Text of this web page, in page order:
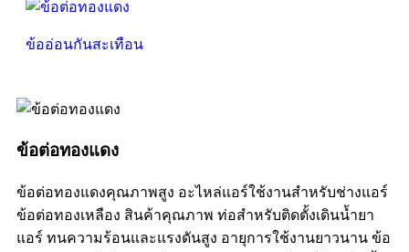
ข้ออ่อนกันสะเทือน
ข้อต่อทองแดง
ข้อต่อทองแดงคุณภาพสูง อะไหล่แอร์ใช้งานสำหรับช่างแอร์
ข้อต่อทองเหลือง สินค้าคุณภาพ ท่อสำหรับติดตั้งเดินน้ำยา
แอร์ ทนความร้อนและแรงดันสูง อายุการใช้งานยาวนาน ข้อ